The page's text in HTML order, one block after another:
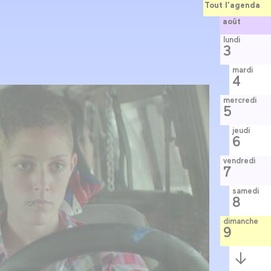
Tout l’agenda
août
lundi
3
mardi
4
mercredi
5
jeudi
6
vendredi
7
samedi
8
dimanche
9
Semaine
suivante